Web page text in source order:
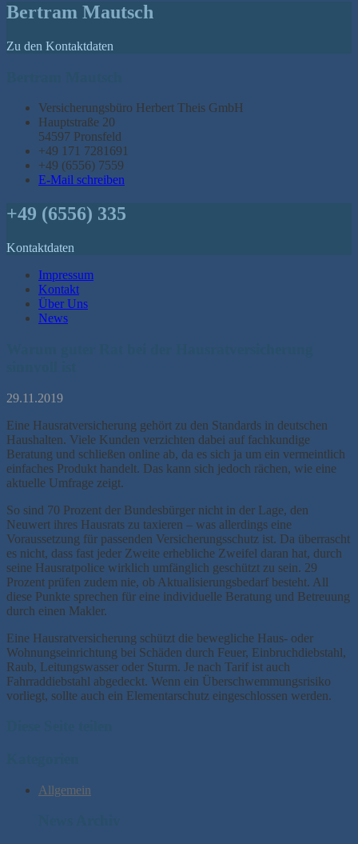
Bertram Mautsch
Zu den Kontaktdaten
Versicherungsbüro Herbert Theis GmbH
Hauptstraße 20
54597 Pronsfeld
+49 171 7281691
+49 (6556) 7559
E-Mail schreiben
+49 (6556) 335
Kontaktdaten
Impressum
Kontakt
Über Uns
News
29.11.2019
Eine Hausratversicherung gehört zu den Standards in deutschen
Haushalten. Viele Kunden verzichten dabei auf fachkundige
Beratung und schließen online ab, da es sich ja um ein vermeintlich
einfaches Produkt handelt. Das kann sich jedoch rächen, wie eine
aktuelle Umfrage zeigt.
So sind 70 Prozent der Bundesbürger nicht in der Lage, den
Neuwert ihres Hausrats zu taxieren – was allerdings eine
Voraussetzung für passenden Versicherungsschutz ist. Da überrascht
es nicht, dass fast jeder Zweite erhebliche Zweifel daran hat, durch
seine Hausratpolice wirklich umfänglich geschützt zu sein. 29
Prozent prüfen zudem nie, ob Aktualisierungsbedarf besteht. All
diese Punkte sprechen für eine individuelle Beratung und Betreuung
durch einen Makler.
Eine Hausratversicherung schützt die bewegliche Haus- oder
Wohnungseinrichtung bei Schäden durch Feuer, Einbruchdiebstahl,
Raub, Leitungswasser oder Sturm. Je nach Tarif ist auch
Fahrraddiebstahl abgedeckt. Wenn ein Überschwemmungsrisiko
vorliegt, sollte auch ein Elementarschutz eingeschlossen werden.
Allgemein